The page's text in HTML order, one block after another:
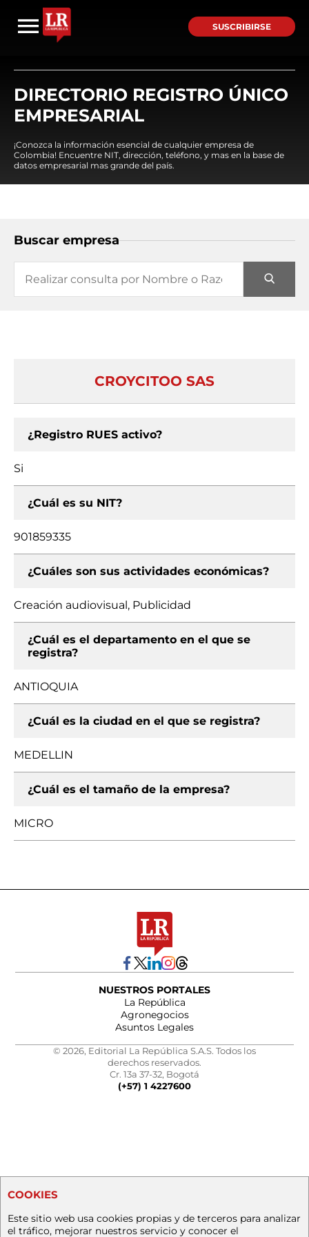
SUSCRIBIRSE
DIRECTORIO REGISTRO ÚNICO
EMPRESARIAL
¡Conozca la información esencial de cualquier empresa de
Colombia! Encuentre NIT, dirección, teléfono, y mas en la base de
datos empresarial mas grande del país.
Buscar empresa
CROYCITOO SAS
¿Registro RUES activo?
Si
¿Cuál es su NIT?
901859335
¿Cuáles son sus actividades económicas?
Creación audiovisual, Publicidad
¿Cuál es el departamento en el que se
registra?
ANTIOQUIA
¿Cuál es la ciudad en el que se registra?
MEDELLIN
¿Cuál es el tamaño de la empresa?
MICRO
NUESTROS PORTALES
La República
Agronegocios
Asuntos Legales
© 2026, Editorial La República S.A.S. Todos los
derechos reservados.
Cr. 13a 37-32, Bogotá
(+57) 1 4227600
COOKIES
Este sitio web usa cookies propias y de terceros para analizar
el tráfico, mejorar nuestros servicio y conocer el